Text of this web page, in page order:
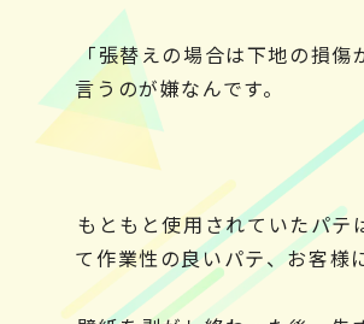
「張替えの場合は下地の損
言うのが嫌なんです。
もともと使用されていたパ
て作業性の良いパテ、お客様